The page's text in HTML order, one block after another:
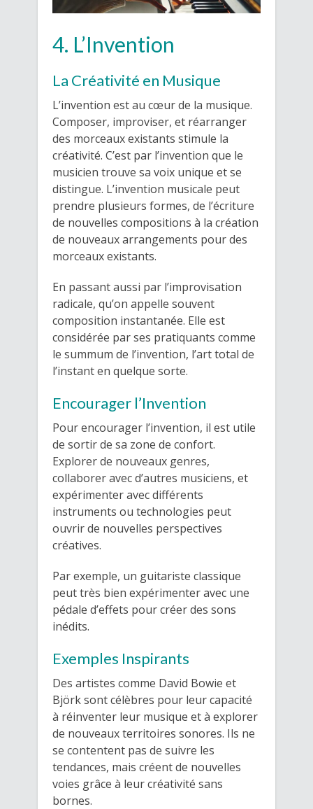
4. L’Invention
La Créativité en Musique
L’invention est au cœur de la musique.
Composer, improviser, et réarranger
des morceaux existants stimule la
créativité. C’est par l’invention que le
musicien trouve sa voix unique et se
distingue. L’invention musicale peut
prendre plusieurs formes, de l’écriture
de nouvelles compositions à la création
de nouveaux arrangements pour des
morceaux existants.
En passant aussi par l’improvisation
radicale, qu’on appelle souvent
composition instantanée. Elle est
considérée par ses pratiquants comme
le summum de l’invention, l’art total de
l’instant en quelque sorte.
Encourager l’Invention
Pour encourager l’invention, il est utile
de sortir de sa zone de confort.
Explorer de nouveaux genres,
collaborer avec d’autres musiciens, et
expérimenter avec différents
instruments ou technologies peut
ouvrir de nouvelles perspectives
créatives.
Par exemple, un guitariste classique
peut très bien expérimenter avec une
pédale d’effets pour créer des sons
inédits.
Exemples Inspirants
Des artistes comme David Bowie et
Björk sont célèbres pour leur capacité
à réinventer leur musique et à explorer
de nouveaux territoires sonores. Ils ne
se contentent pas de suivre les
tendances, mais créent de nouvelles
voies grâce à leur créativité sans
bornes.